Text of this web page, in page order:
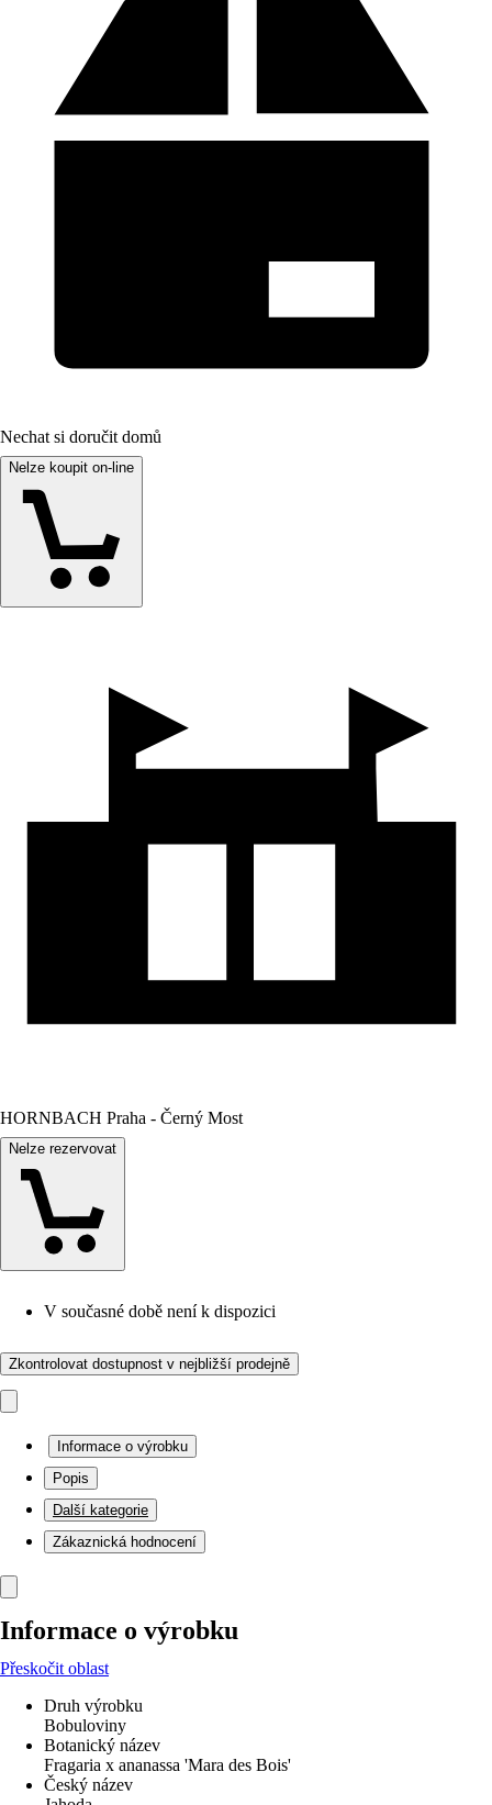
Nechat si doručit domů
Nelze koupit on-line
HORNBACH Praha - Černý Most
Nelze rezervovat
V současné době není k dispozici
Zkontrolovat dostupnost v nejbližší prodejně
Informace o výrobku
Popis
Další kategorie
Zákaznická hodnocení
Informace o výrobku
Přeskočit oblast
Druh výrobku
Bobuloviny
Botanický název
Fragaria x ananassa 'Mara des Bois'
Český název